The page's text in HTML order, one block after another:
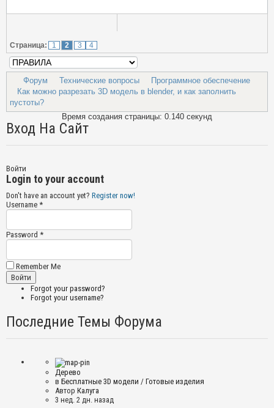
Страница: 1 2 3 4
Форум Технические вопросы
Программное обеспечение
Как можно разрезать 3D модель в blender, и как заполнить
пустоты?
Время создания страницы: 0.140 секунд
Вход На Сайт
Войти
Login to your account
Don't have an account yet? Register now!
Username *
Password *
Remember Me
Forgot your password?
Forgot your username?
Последние Темы Форума
Дерево
в Бесплатные 3D модели / Готовые изделия
Автор Калуга
3 нед. 2 дн. назад